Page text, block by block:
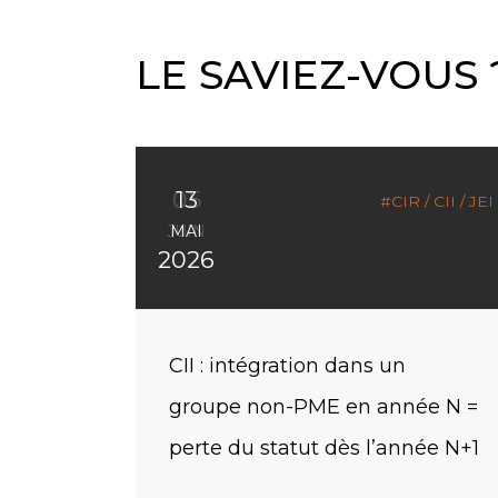
LE SAVIEZ-VOUS
22
JUIN
2026
CIR / CII / JEI
CIR : dotations d’un prototype ?
ce n’est pas une cause
d’exclusion
05
JUIN
2026
CIR / CII / JEI
Remboursement immédiat du
CIR/CII : une faculté, pas une
obligation
13
MAI
2026
CIR / CII / JEI
CII : intégration dans un
groupe non-PME en année N =
perte du statut dès l’année N+1